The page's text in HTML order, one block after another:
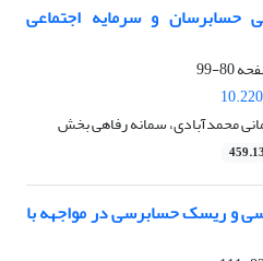
حسابرسان و سرمایه اجتماعی
80-99
محمدآبادی، سمانه رفاهی بخش
و ریسک حسابرسی در مواجهه با